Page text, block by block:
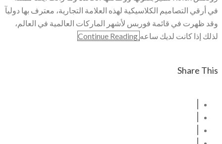
في أرقي التصاميم الكلاسيكية لهذه العلامة التجارية، معترف بها دوليآ
وقد ظهرت في قائمة فوربس لأشهر الماركات العالمية في العالم،
لذلك إذا كانت لديك ساعه
Share This